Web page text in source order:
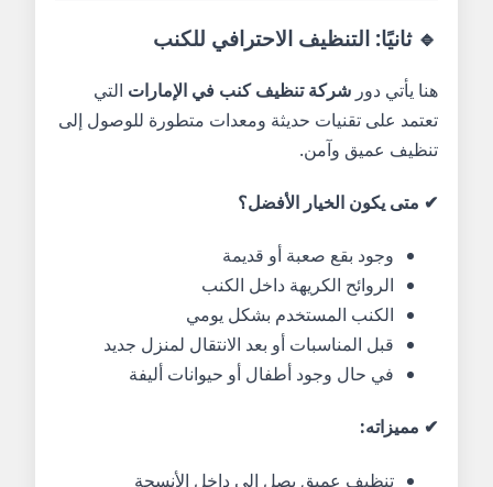
🔹 ثانيًا: التنظيف الاحترافي للكنب
هنا يأتي دور شركة تنظيف كنب في الإمارات التي
تعتمد على تقنيات حديثة ومعدات متطورة للوصول إلى
تنظيف عميق وآمن.
✔ متى يكون الخيار الأفضل؟
وجود بقع صعبة أو قديمة
الروائح الكريهة داخل الكنب
الكنب المستخدم بشكل يومي
قبل المناسبات أو بعد الانتقال لمنزل جديد
في حال وجود أطفال أو حيوانات أليفة
✔ مميزاته:
تنظيف عميق يصل إلى داخل الأنسجة